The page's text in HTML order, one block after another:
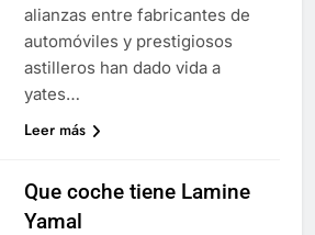
alianzas entre fabricantes de
automóviles y prestigiosos
astilleros han dado vida a
yates…
Leer más
Que coche tiene Lamine
Yamal